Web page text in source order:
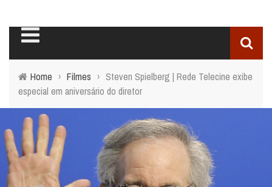
Home › Filmes › Steven Spielberg | Rede Telecine exibe
especial em aniversário do diretor